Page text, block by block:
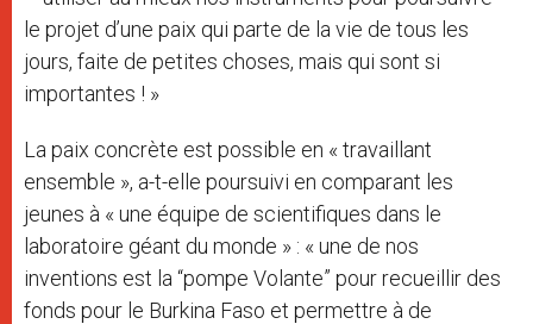
le projet d’une paix qui parte de la vie de tous les
jours, faite de petites choses, mais qui sont si
importantes ! »
La paix concrète est possible en « travaillant
ensemble », a-t-elle poursuivi en comparant les
jeunes à « une équipe de scientifiques dans le
laboratoire géant du monde » : « une de nos
inventions est la “pompe Volante” pour recueillir des
fonds pour le Burkina Faso et permettre à de